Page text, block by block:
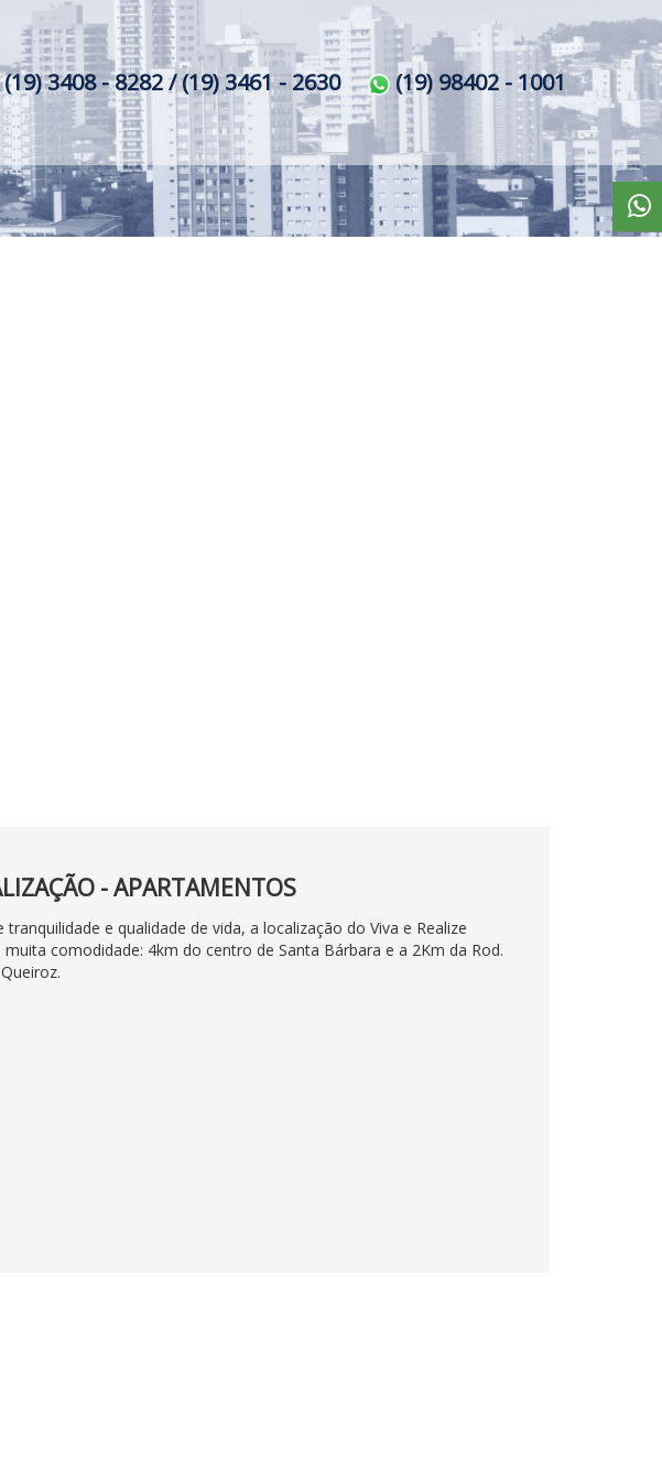
(19) 3408 - 8282 / (19) 3461 - 2630 (19) 98402 - 1001
-APARTAMENTOS